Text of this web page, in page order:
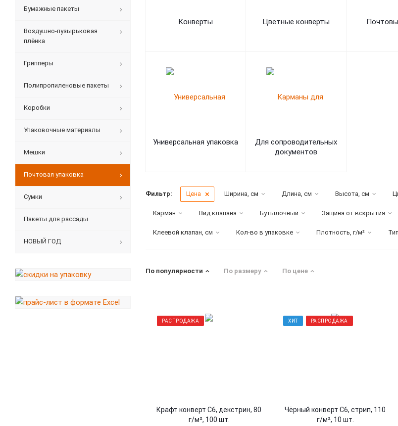
Конверты Цветные конверты
Универсальная упаковка
Для сопроводительных
документов
Фильтр: Цена Ширина, см Длина, см Высота, см
Карман Вид клапана Бутылочный Защина от вскрытия
Клеевой клапан, см Кол-во в упаковке Плотность, г/м²
По популярности По размеру По цене
РАСПРОДАЖА
Крафт конверт С6, декстрин, 80
г/м², 100 шт.
ХИТ РАСПРОДАЖА
Чёрный конверт С6, стрип, 110
г/м², 10 шт.
Бумажные пакеты
Воздушно-пузырьковая
плёнка
Грипперы
Полипропиленовые пакеты
Коробки
Упаковочные материалы
Мешки
Почтовая упаковка
Сумки
Пакеты для рассады
НОВЫЙ ГОД